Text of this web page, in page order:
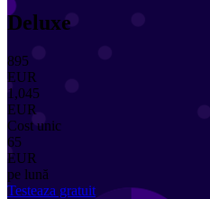
Deluxe
895
EUR
1,045
EUR
Cost unic
65
EUR
pe lună
Testeaza gratuit